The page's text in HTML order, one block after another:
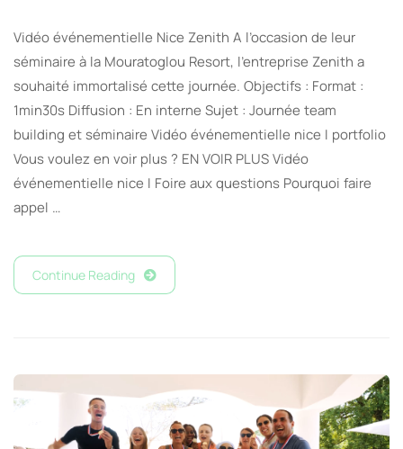
Vidéo événementielle Nice Zenith A l’occasion de leur
séminaire à la Mouratoglou Resort, l’entreprise Zenith a
souhaité immortalisé cette journée. Objectifs : Format :
1min30s Diffusion : En interne Sujet : Journée team
building et séminaire Vidéo événementielle nice I portfolio
Vous voulez en voir plus ? EN VOIR PLUS Vidéo
événementielle nice I Foire aux questions Pourquoi faire
appel …
Continue Reading